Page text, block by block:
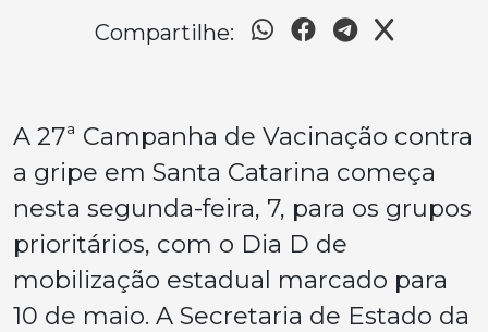
Compartilhe:
A 27ª Campanha de Vacinação contra
a gripe em Santa Catarina começa
nesta segunda-feira, 7, para os grupos
prioritários, com o Dia D de
mobilização estadual marcado para
10 de maio. A Secretaria de Estado da